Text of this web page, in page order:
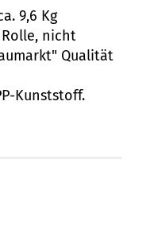
9,6 Kg
nicht
Qualität
Kunststoff.